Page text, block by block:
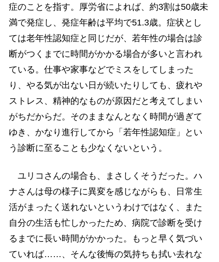
症のことを指す。厚労省によれば、約3割は50歳未
満で発症し、発症年齢は平均で51.3歳。症状とし
ては老年性認知症と同じだが、若年性の場合は診
断がつくまでに時間がかかる場合が多いと言われ
ている。仕事や家事などでミスをしてしまった
り、やる気が出ない日が続いたりしても、疲れや
ストレス、精神的なものが原因だと考えてしまい
がちだからだ。そのままなんとなく時間が過ぎて
ゆき、かなり進行してから「若年性認知症」とい
う診断に至ることも少なくないという。
ユリコさんの場合も、まさしくそうだった。ハ
ナさんは母の様子に異変を感じながらも、日常生
活がまったく送れないというわけではなく、また
自分の生活も忙しかったため、病院で診断を受け
るまでに長い時間がかかった。もっと早く気づい
ていれば……、そんな後悔の気持ちも拭い去れな